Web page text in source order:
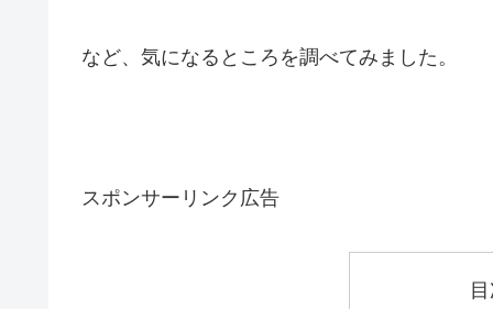
など、気になるところを調べてみました。
スポンサーリンク広告